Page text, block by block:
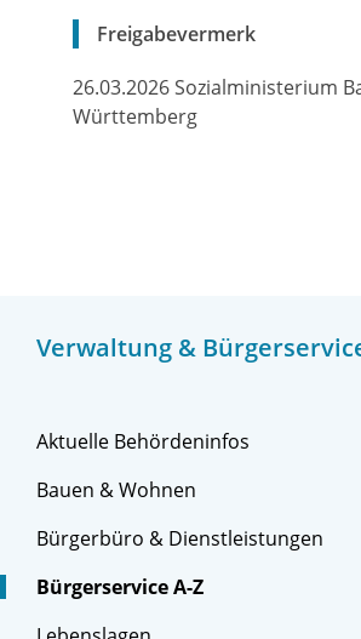
Verwaltung &
Aktuelle Behördeninfos
Bauen & Wohnen
Bürgerbüro & Dienstleistungen
Bürgerservice A-Z
Freigabevermerk
26.03.2026 Sozialministerium
Württemberg